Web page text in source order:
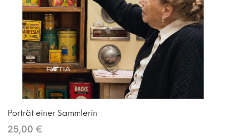
Porträt einer Sammlerin
25,00 €